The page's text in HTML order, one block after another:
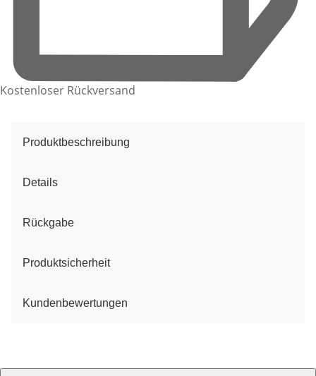
Kostenloser Rückversand
Produktbeschreibung
Details
Rückgabe
Produktsicherheit
Kundenbewertungen